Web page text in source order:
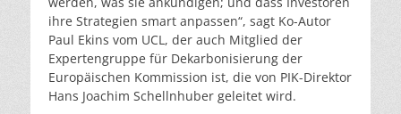
ihre Strategien smart anpassen“, sagt Ko-Autor
Paul Ekins vom UCL, der auch Mitglied der
Expertengruppe für Dekarbonisierung der
Europäischen Kommission ist, die von PIK-Direktor
Hans Joachim Schellnhuber geleitet wird.